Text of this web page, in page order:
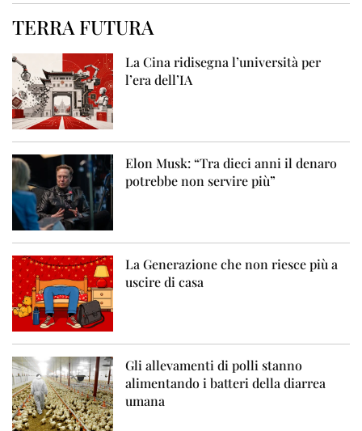
TERRA FUTURA
La Cina ridisegna l’università per
l’era dell’IA
Elon Musk: “Tra dieci anni il denaro
potrebbe non servire più”
La Generazione che non riesce più a
uscire di casa
Gli allevamenti di polli stanno
alimentando i batteri della diarrea
umana